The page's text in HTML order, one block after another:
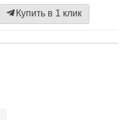
Купить в 1 клик